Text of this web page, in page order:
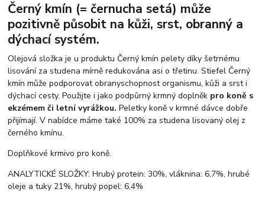
Černý kmín (= černucha setá) může
pozitivně působit na kůži, srst, obranný a
dýchací systém.
Olejová složka je u produktu Černý kmín pelety díky šetrnému
lisování za studena mírně redukována asi o třetinu. Stiefel Černý
kmín může podporovat obranyschopnost organismu, kůži a srst i
dýchací cesty. Použijte i jako podpůrný krmný doplněk pro koně s
ekzémem či letní vyrážkou. Peletky koně v krmné dávce dobře
přijímají. V nabídce máme také 100% za studena lisovaný olej z
černého kmínu.
Doplňkové krmivo pro koně.
ANALYTICKÉ SLOŽKY: Hrubý protein: 30%, vláknina: 6,7%, hrubé
oleje a tuky 21%, hrubý popel: 6,4%